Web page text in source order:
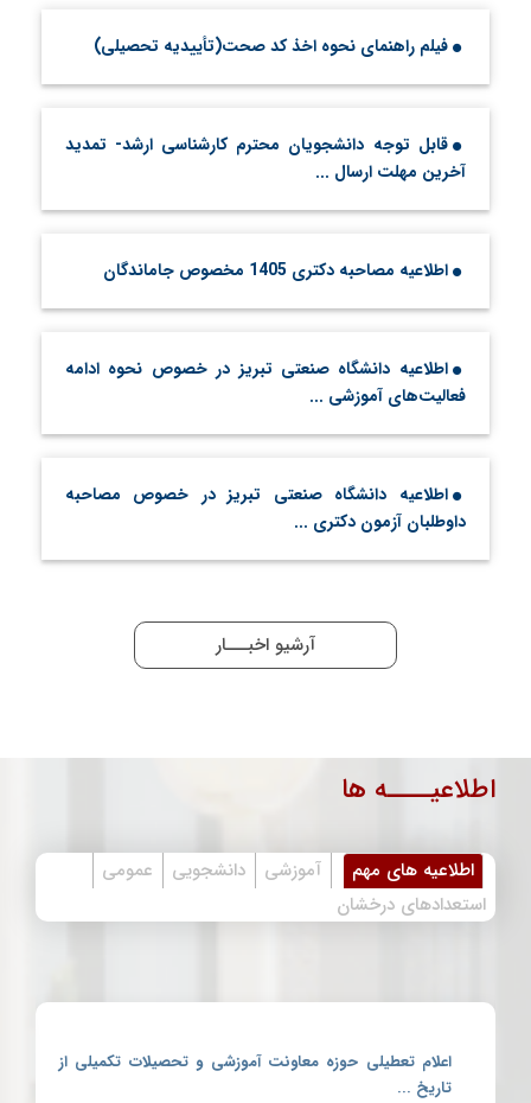
فیلم راهنمای نحوه اخذ کد صحت(تأییدیه تحصیلی)
قابل توجه دانشجویان محترم کارشناسی ارشد- تمدید
آخرین مهلت ارسال ...
اطلاعیه مصاحبه دکتری 1405 مخصوص جاماندگان
اطلاعیه دانشگاه صنعتی تبریز در خصوص نحوه ادامه
فعالیت‌های آموزشی ...
اطلاعیه دانشگاه صنعتی تبریز در خصوص مصاحبه
داوطلبان آزمون دکتری ...
آرشیو اخبـــار
اطلاعیه های مهم آموزشی دانشجویی
عمومی
استعدادهای درخشان
اطلاعیــــه ها
اعلام تعطیلی حوزه معاونت آموزشی و تحصیلات تکمیلی از